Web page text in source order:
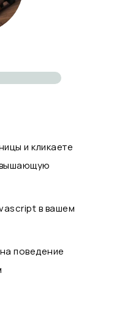
и кликаете
в вашем
поведение